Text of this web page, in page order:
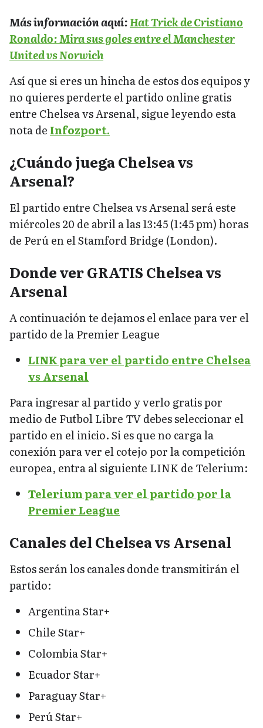
Más información aquí:Hat Trick de Cristiano
Ronaldo: Mira sus goles entre el Manchester
United vs Norwich
Así que si eres un hincha de estos dos equipos y
no quieres perderte el partido online gratis
entre Chelsea vs Arsenal, sigue leyendo esta
nota de Infozport.
¿Cuándo juega Chelsea vs
Arsenal?
El partido entre Chelsea vs Arsenal será este
miércoles 20 de abril a las 13:45 (1:45 pm) horas
de Perú en el Stamford Bridge (London).
Donde ver GRATIS Chelsea vs
Arsenal
A continuación te dejamos el enlace para ver el
partido de la Premier League
LINK para ver el partido entre Chelsea
vs Arsenal
Para ingresar al partido y verlo gratis por
medio de Futbol Libre TV debes seleccionar el
partido en el inicio. Si es que no carga la
conexión para ver el cotejo por la competición
europea, entra al siguiente LINK de Telerium:
Telerium para ver el partido por la
Premier League
Canales del Chelsea vs Arsenal
Estos serán los canales donde transmitirán el
partido:
Argentina Star+
Chile Star+
Colombia Star+
Ecuador Star+
Paraguay Star+
Perú Star+